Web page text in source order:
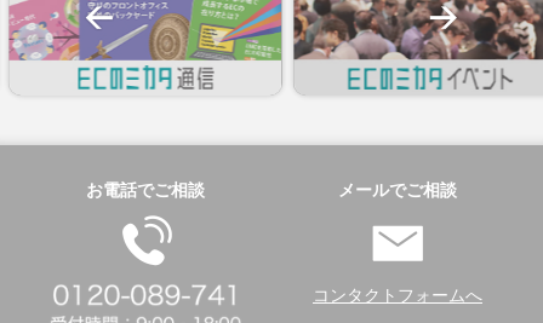
お電話でご相談 メールでご相談
コンタクトフォームへ